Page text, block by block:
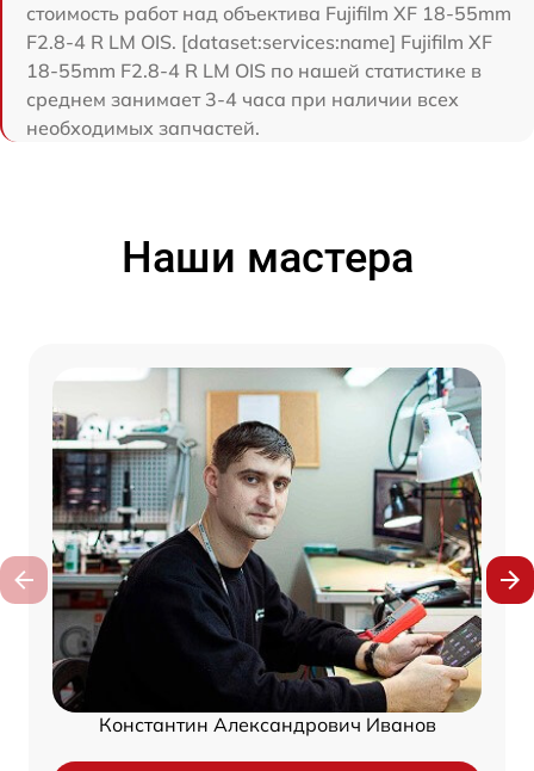
стоимость работ над объектива Fujifilm XF 18-55mm
F2.8-4 R LM OIS. [dataset:services:name] Fujifilm XF
18-55mm F2.8-4 R LM OIS по нашей статистике в
среднем занимает 3-4 часа при наличии всех
необходимых запчастей.
Наши мастера
Константин Александрович Иванов